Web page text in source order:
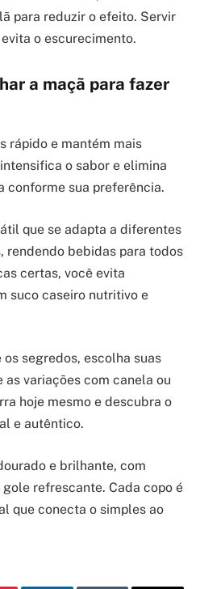
para reduzir o efeito. Servir
o escurecimento.
a maçã para fazer
rápido e mantém mais
o sabor e elimina
conforme sua preferência.
que se adapta a diferentes
rendendo bebidas para todos
certas, você evita
suco caseiro nutritivo e
segredos, escolha suas
variações com canela ou
hoje mesmo e descubra o
e autêntico.
e brilhante, com
refrescante. Cada copo é
que conecta o simples ao